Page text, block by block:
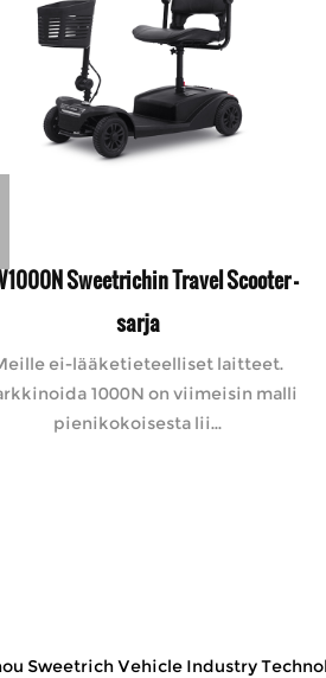
Sweetrichin Travel Scooter -
sarja
ei-lääketieteelliset laitteet.
1000N on viimeisin malli
pienikokoisesta lii...
Sweetrich Vehicle Industry